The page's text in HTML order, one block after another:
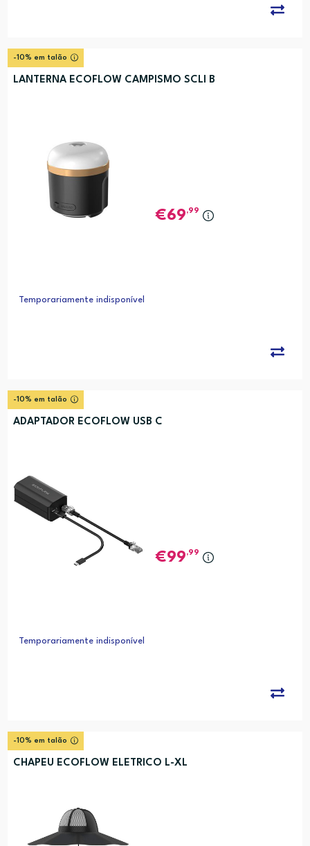
-10% em talão
LANTERNA ECOFLOW CAMPISMO SCLI B
69,99
Temporariamente indisponível
-10% em talão
ADAPTADOR ECOFLOW USB C
99,99
Temporariamente indisponível
-10% em talão
CHAPEU ECOFLOW ELETRICO L-XL